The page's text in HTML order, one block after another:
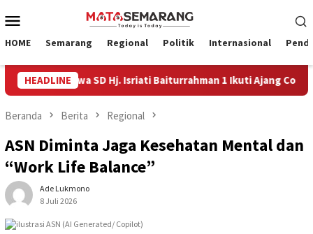
ke
Mobile
HOME Semarang Regional Politik Internasional
HEADLINE
Siswa SD Hj. Isriati Baiturrahman 1 Ikuti Ajang Coding
Beranda Berita Regional
ASN Diminta Jaga Kesehatan Mental dan
“Work Life Balance”
Ade Lukmono
8 Juli 2026